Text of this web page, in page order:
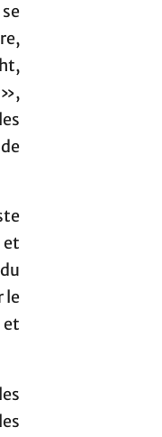
»,
et
le